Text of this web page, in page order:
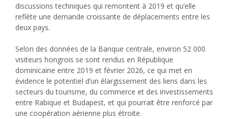
discussions techniques qui remontent à 2019 et qu’elle
reflète une demande croissante de déplacements entre les
deux pays.
Selon des données de la Banque centrale, environ 52 000
visiteurs hongrois se sont rendus en République
dominicaine entre 2019 et février 2026, ce qui met en
évidence le potentiel d’un élargissement des liens dans les
secteurs du tourisme, du commerce et des investissements
entre Rabique et Budapest, et qui pourrait être renforcé par
une coopération aérienne plus étroite.